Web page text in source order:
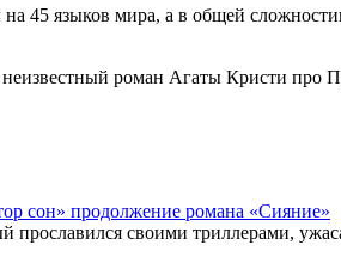
45 языков мира, а в общей сложности
роман Агаты Кристи про
сон» продолжение романа «Сияние»
прославился своими триллерами,